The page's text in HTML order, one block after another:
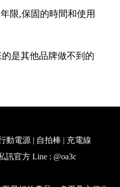
限,保固的時間和使用
是其他品牌做不到的
動電源 | 自拍棒 | 充電線
訊官方 Line : @oa3c